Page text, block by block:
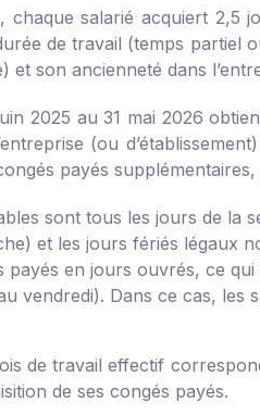
chaque salarié acquiert 2,5
de travail (temps
et son ancienneté dans
2025 au 31 mai 2026
(ou
payés
sont tous les jours de la
et les jours fériés légaux
payés en jours ouvrés, ce
vendredi). Dans ce cas, les
de travail effectif
de ses congés payés.